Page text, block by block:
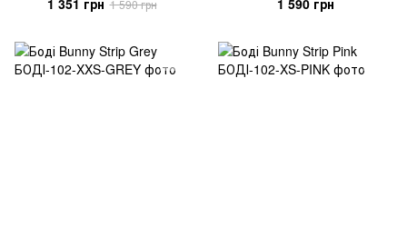
1 351 грн 1 590 грн 1 590 грн